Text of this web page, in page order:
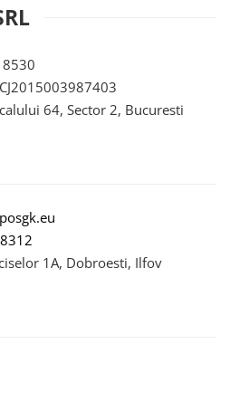
64, Sector 2, Bucuresti
1A, Dobroesti, Ilfov